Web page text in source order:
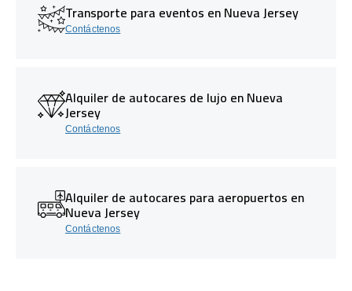
Transporte para eventos en Nueva Jersey
Contáctenos
Alquiler de autocares de lujo en Nueva
Jersey
Contáctenos
Alquiler de autocares para aeropuertos en
Nueva Jersey
Contáctenos